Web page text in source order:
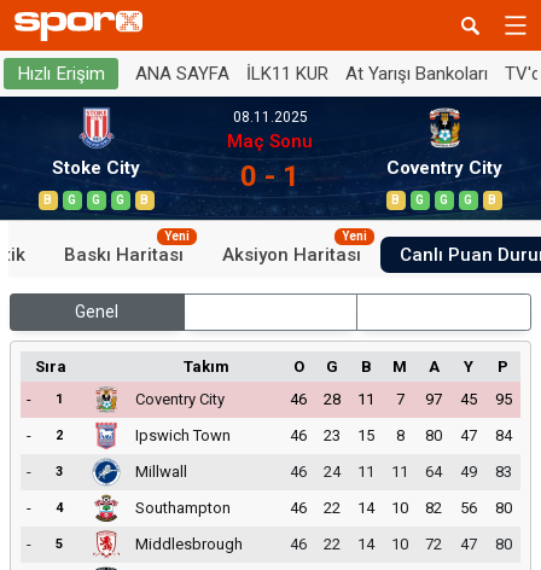
Hızlı Erişim ANA SAYFA İLK11 KUR At Yarışı Bankoları
Stoke City
B G G G B
08.11.2025
Maç Sonu
0 - 1 Coventry City
B G G G B
Baskı Haritası
Yeni
Aksiyon Haritası
Yeni
Canlı Puan
Genel
Sıra Takım O G B M A Y
P
-
1 Coventry City 46 28 11 7 97 45
95
-
2 Ipswich Town 46 23 15 8 80 47
84
-
3 Millwall 46 24 11 11 64 49
83
-
4 Southampton 46 22 14 10 82 56
80
-
5 Middlesbrough 46 22 14 10 72 47
80